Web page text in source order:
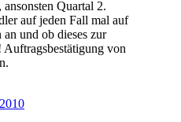
Quartal 2.
auf jeden Fall mal auf
und ob dieses zur
von